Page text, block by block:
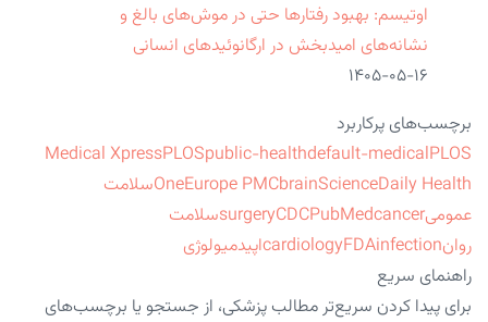
اوتیسم: بهبود رفتارها حتی در موش‌های بالغ و
نشانه‌های امیدبخش در ارگانوئیدهای انسانی
۱۴۰۵-۰۵-۱۶
برچسب‌های پرکاربرد
Medical XpressPLOSpublic-healthdefault-medicalPLOS
OneEurope PMCbrainScienceDaily Health
سلامت
عمومی
surgeryCDCPubMedcancer
سلامت
روان
cardiologyFDAinfection
اپیدمیولوژی
راهنمای سریع
برای پیدا کردن سریع‌تر مطالب پزشکی، از جستجو یا برچسب‌های